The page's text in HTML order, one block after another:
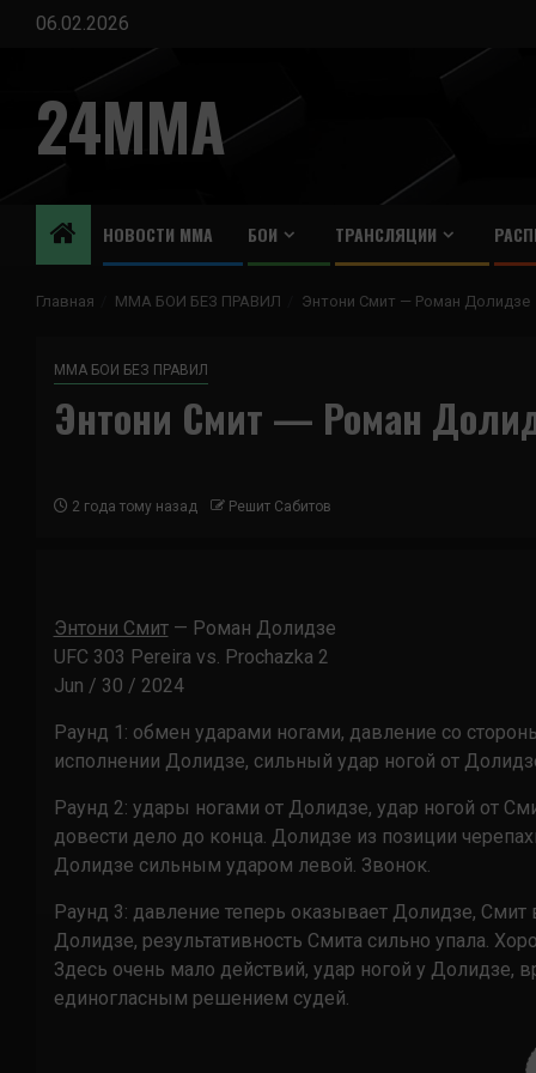
Перейти
содержимому
06.02.2026
24MMA
НОВОСТИ ММА БОИ ТРАНСЛЯЦИИ
Главная ММА БОИ БЕЗ ПРАВИЛ Энтони Смит — Роман Долидзе
ММА БОИ БЕЗ ПРАВИЛ
Энтони Смит — Роман
2 года тому назад Решит Сабитов
Энтони Смит— Роман Долидзе
UFC 303 Pereira vs. Prochazka 2
Jun / 30 / 2024
Раунд 1: обмен ударами ногами, давление со
исполнении Долидзе, сильный удар ногой от
Раунд 2: удары ногами от Долидзе, удар ногой от
довести дело до конца. Долидзе из позиции
Долидзе сильным ударом левой. Звонок.
Раунд 3: давление теперь оказывает Долидзе,
Долидзе, результативность Смита сильно упала.
Здесь очень мало действий, удар ногой у
единогласным решением судей.